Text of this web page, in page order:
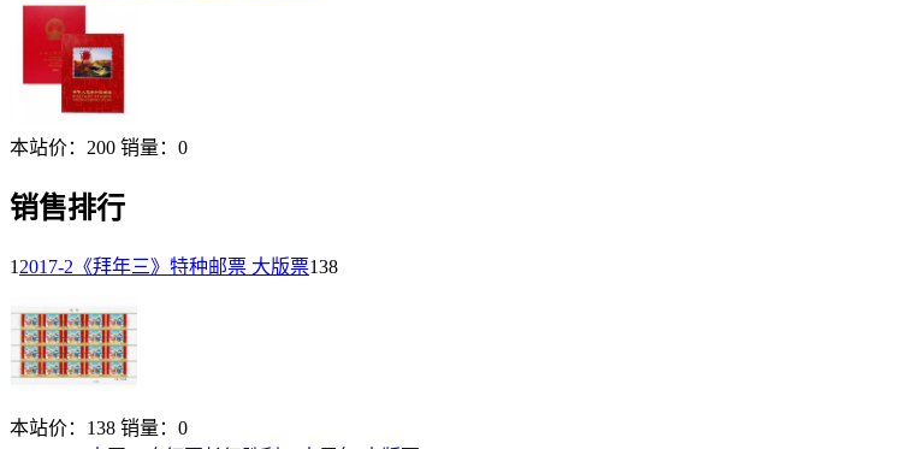
本站价： 200 销量： 0
销售排行
1 2017-2《拜年三》特种邮票 大版票138
本站价： 138 销量： 0